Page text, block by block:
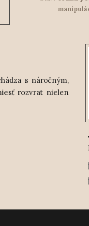
s náročným,
rozvrat nielen